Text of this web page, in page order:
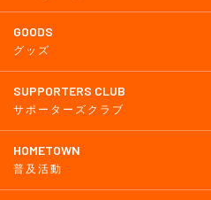
GOODS
グッズ
SUPPORTERS CLUB
サポーターズクラブ
HOMETOWN
普及活動